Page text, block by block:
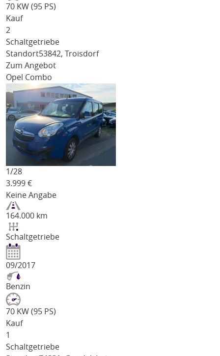
70 KW (95 PS)
Kauf
2
Schaltgetriebe
Standort53842, Troisdorf
Zum Angebot
Opel Combo
1/28
3.999 €
Keine Angabe
164.000 km
Schaltgetriebe
09/2017
Benzin
70 KW (95 PS)
Kauf
1
Schaltgetriebe